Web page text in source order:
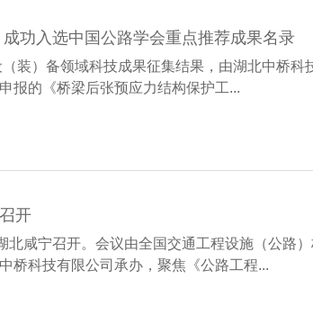
功入选中国公路学会重点推荐成果名录
装）备领域科技成果征集结果，由湖北中桥科
报的《桥梁后张预应力结构保护工...
开
咸宁召开。会议由全国交通工程设施（公路
桥科技有限公司承办，聚焦《公路工程...